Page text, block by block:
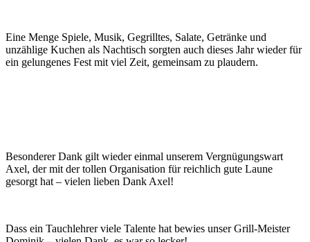
Eine Menge Spiele, Musik, Gegrilltes, Salate, Getränke und
unzählige Kuchen als Nachtisch sorgten auch dieses Jahr wieder für
ein gelungenes Fest mit viel Zeit, gemeinsam zu plaudern.
Besonderer Dank gilt wieder einmal unserem Vergnügungswart
Axel, der mit der tollen Organisation für reichlich gute Laune
gesorgt hat – vielen lieben Dank Axel!
Dass ein Tauchlehrer viele Talente hat bewies unser Grill-Meister